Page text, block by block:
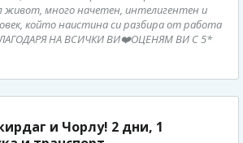
живот, много начетен, интелигентен и
който наистина си разбира от работа
НА ВСИЧКИ ВИ❤️ОЦЕНЯМ ВИ С 5*
и Чорлу! 2 дни, 1